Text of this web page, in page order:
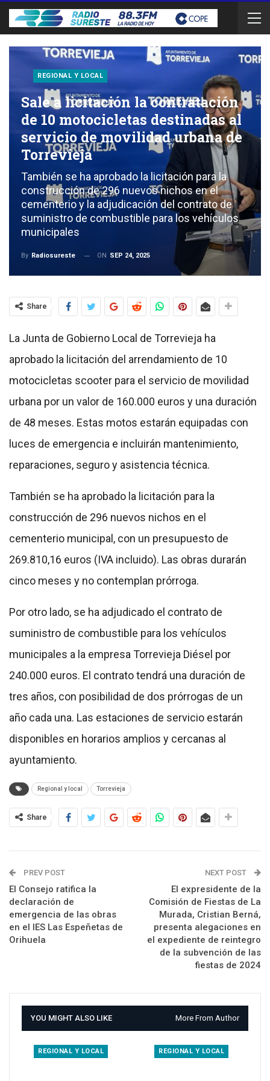
REGIONAL Y LOCAL
Sale a licitación la contratación
de 10 motocicletas destinadas al
servicio de movilidad urbana de
Torrevieja
También se ha aprobado la licitación para la
construcción de 296 nuevos nichos en el
cementerio y la adjudicación del contrato de
suministro de combustible para los vehículos
municipales
By Radiosureste ON SEP 24, 2025
Share
La Junta de Gobierno Local de Torrevieja ha
aprobado la licitación del arrendamiento de 10
motocicletas scooter para el servicio de movilidad
urbana por un valor de 160.000 euros y una duración
de 48 meses. Estas motos estarán equipadas con
luces de emergencia e incluirán mantenimiento,
reparaciones, seguro y asistencia técnica.
También se ha aprobado la licitación para la
construcción de 296 nuevos nichos en el
cementerio municipal, con un presupuesto de
269.810,16 euros (IVA incluido). Las obras durarán
cinco meses y no contemplan prórroga.
Por otro lado, se ha adjudicado el contrato de
suministro de combustible para los vehículos
municipales a la empresa Torrevieja Diésel por
240.000 euros. El contrato tendrá una duración de
tres años, con posibilidad de dos prórrogas de un
año cada una. Las estaciones de servicio estarán
disponibles en horarios amplios y cercanas al
ayuntamiento.
Regional y local Torrevieja
Share
PREV POST
El Consejo ratifica la
declaración de
emergencia de las obras
en el IES Las Espeñetas de
Orihuela
NEXT POST
El expresidente de la
Comisión de Fiestas de La
Murada, Cristian Berná,
presenta alegaciones en
el expediente de reintegro
de la subvención de las
fiestas de 2024
YOU MIGHT ALSO LIKE More From Author
REGIONAL Y LOCAL REGIONAL Y LOCAL